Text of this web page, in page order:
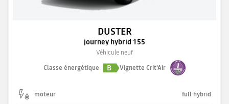
DUSTER
journey hybrid 155
Véhicule neuf
Classe énergétique
B Vignette Crit'Air
moteur full hybrid